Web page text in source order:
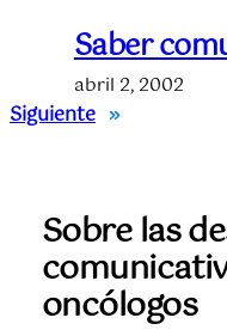
Saber
abril 2, 2002
Siguiente »
Sobre las
oncólogos